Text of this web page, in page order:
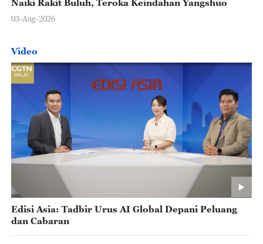
Naiki Rakit Buluh, Teroka Keindahan Yangshuo
03-Aug-2026
Video
Edisi Asia: Tadbir Urus AI Global Depani Peluang
dan Cabaran